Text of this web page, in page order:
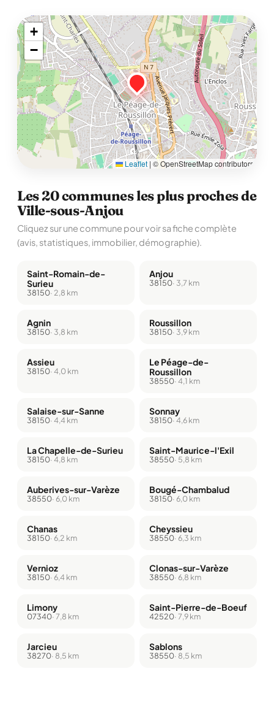
+
−
Leaflet | © OpenStreetMap contributors
Les 20 communes les plus proches de
Ville-sous-Anjou
Cliquez sur une commune pour voir sa fiche complète
(avis, statistiques, immobilier, démographie).
Saint-Romain-de-
Surieu
38150· 2,8 km
Anjou
38150· 3,7 km
Agnin
38150· 3,8 km
Roussillon
38150· 3,9 km
Assieu
38150· 4,0 km
Le Péage-de-
Roussillon
38550· 4,1 km
Salaise-sur-Sanne
38150· 4,4 km
Sonnay
38150· 4,6 km
La Chapelle-de-Surieu
38150· 4,8 km
Saint-Maurice-l'Exil
38550· 5,8 km
Auberives-sur-Varèze
38550· 6,0 km
Bougé-Chambalud
38150· 6,0 km
Chanas
38150· 6,2 km
Cheyssieu
38550· 6,3 km
Vernioz
38150· 6,4 km
Clonas-sur-Varèze
38550· 6,8 km
Limony
07340· 7,8 km
Saint-Pierre-de-Boeuf
42520· 7,9 km
Jarcieu
38270· 8,5 km
Sablons
38550· 8,5 km